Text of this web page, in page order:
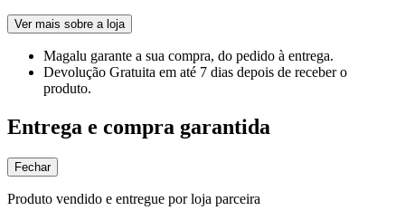
Ver mais sobre a loja
Magalu garante a sua compra, do pedido à entrega.
Devolução Gratuita em até 7 dias depois de receber o
produto.
Entrega e compra garantida
Fechar
Produto vendido e entregue por loja parceira